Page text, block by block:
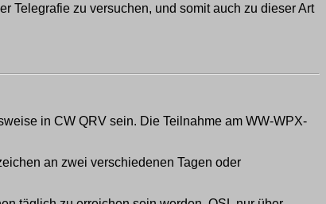
Telegrafie zu versuchen, und somit auch zu dieser Art
in CW QRV sein. Die Teilnahme am WW-WPX-
an zwei verschiedenen Tagen oder